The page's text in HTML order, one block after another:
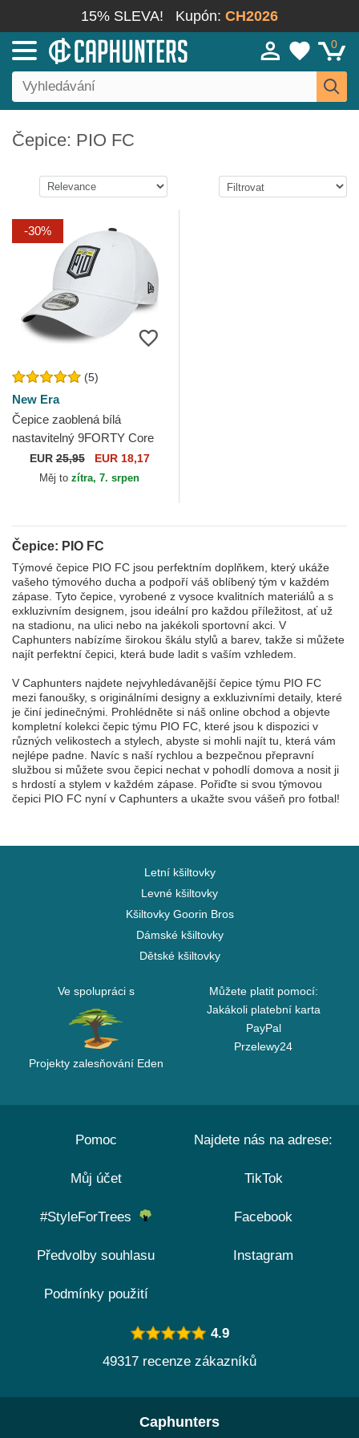
15% SLEVA! Kupón: CH2026
0
Čepice: PIO FC
-30%
(5)
New Era
Čepice zaoblená bílá
nastavitelný 9FORTY Core
PIO FC Kings League New
EUR25,95 EUR 18,17
Měj to zítra, 7. srpen
Čepice: PIO FC
Týmové čepice PIO FC jsou perfektním doplňkem, který ukáže
vašeho týmového ducha a podpoří váš oblíbený tým v každém
zápase. Tyto čepice, vyrobené z vysoce kvalitních materiálů a s
exkluzivním designem, jsou ideální pro každou příležitost, ať už
na stadionu, na ulici nebo na jakékoli sportovní akci. V
Caphunters nabízíme širokou škálu stylů a barev, takže si můžete
najít perfektní čepici, která bude ladit s vaším vzhledem.
V Caphunters najdete nejvyhledávanější čepice týmu PIO FC
mezi fanoušky, s originálními designy a exkluzivními detaily, které
je činí jedinečnými. Prohlédněte si náš online obchod a objevte
kompletní kolekci čepic týmu PIO FC, které jsou k dispozici v
různých velikostech a stylech, abyste si mohli najít tu, která vám
nejlépe padne. Navíc s naší rychlou a bezpečnou přepravní
službou si můžete svou čepici nechat v pohodlí domova a nosit ji
s hrdostí a stylem v každém zápase. Pořiďte si svou týmovou
čepici PIO FC nyní v Caphunters a ukažte svou vášeň pro fotbal!
Letní kšiltovky
Levné kšiltovky
Kšiltovky Goorin Bros
Dámské kšiltovky
Dětské kšiltovky
Ve spolupráci s
Projekty zalesňování Eden
Můžete platit pomocí:
Jakákoli platební karta
PayPal
Przelewy24
Pomoc
Můj účet
#StyleForTrees
Předvolby souhlasu
Podmínky použití
Najdete nás na adrese:
TikTok
Facebook
Instagram
4.9
49317 recenze zákazníků
Caphunters